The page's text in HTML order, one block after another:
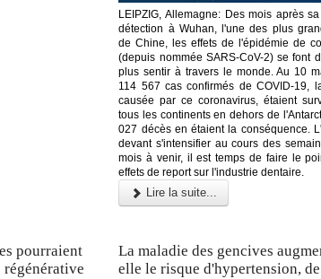
LEIPZIG, Allemagne: Des mois après
détection à Wuhan, l'une des plus
de Chine, les effets de l'épidémie de
(depuis nommée SARS-CoV-2) se font
plus sentir à travers le monde. Au 10
114 567 cas confirmés de COVID-19,
causée par ce coronavirus, étaient
tous les continents en dehors de
027 décès en étaient la conséquence.
devant s'intensifier au cours des
mois à venir, il est temps de faire le
effets de report sur l'industrie dentaire.
Lire la suite...
pourraient
La maladie des gencives
elle le risque d'hypertension,